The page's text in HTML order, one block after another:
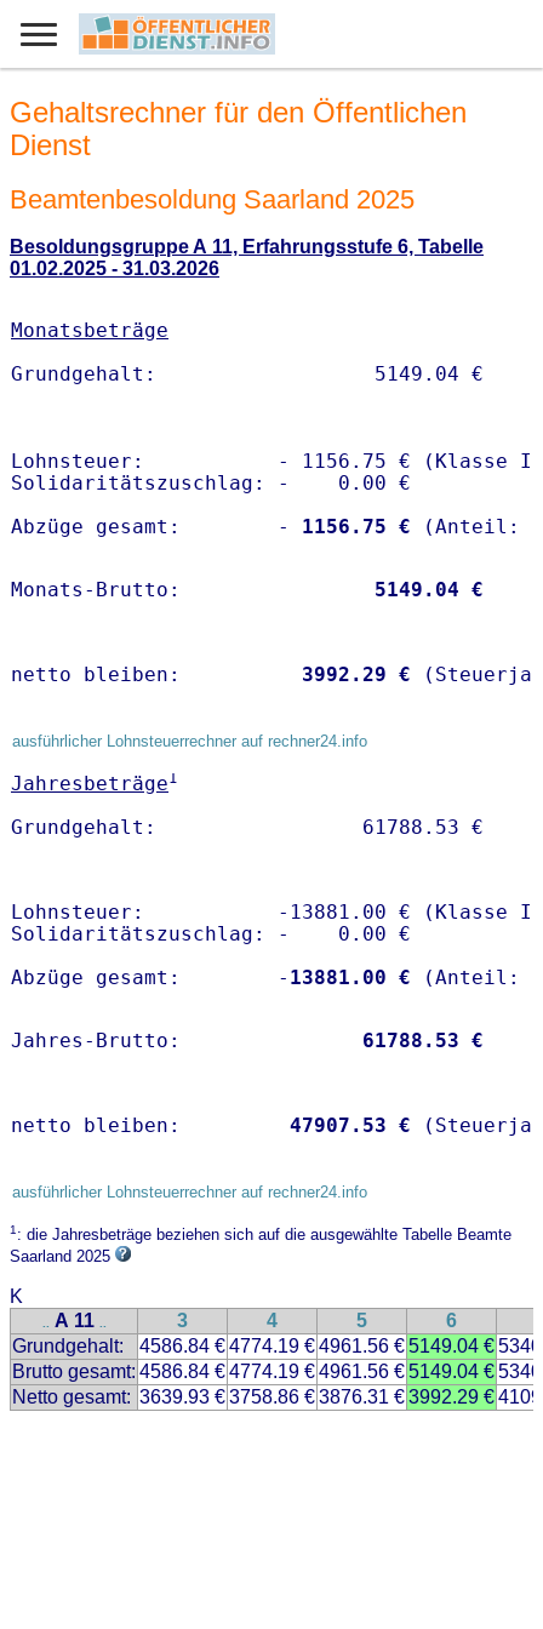
Gehaltsrechner für den Öffentlichen
Dienst
Beamtenbesoldung Saarland 2025
Besoldungsgruppe A 11, Erfahrungsstufe 6, Tabelle
01.02.2025 - 31.03.2026
Monatsbeträge
Lohnsteuer:           - 1156.75 € (Klasse I)
Solidaritätszuschlag: -    0.00 €
Abzüge gesamt:        -
1156.75 €
Monats-Brutto: 5149.04 €
netto bleiben: 3992.29 €
ausführlicher Lohnsteuerrechner auf rechner24.info
Jahresbeträge1
Lohnsteuer:           -13881.00 € (Klasse I)
Solidaritätszuschlag: -    0.00 €
Abzüge gesamt:        - 13881.00 €
Jahres-Brutto: 61788.53 €
netto bleiben: 47907.53 €
ausführlicher Lohnsteuerrechner auf rechner24.info
1: die Jahresbeträge beziehen sich auf die ausgewählte Tabelle Beamte
Saarland 2025
K
.. A 11 .. 3 4 5 6
Grundgehalt:
4586.84 €4774.19 €4961.56 €5149.04 €
Brutto gesamt: 4586.84 €4774.19 €4961.56 €5149.04 €
Netto gesamt: 3639.93 €3758.86 €3876.31 €3992.29 €